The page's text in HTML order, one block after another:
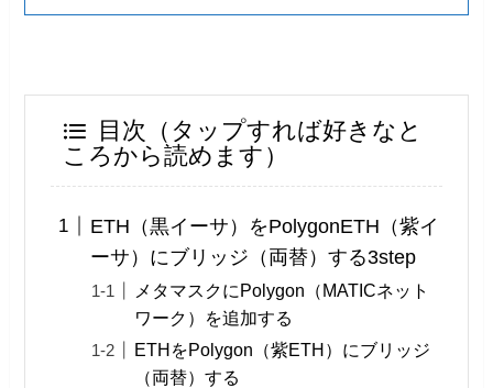
目次（タップすれば好きなと
ころから読めます）
ETH（黒イーサ）をPolygonETH（紫イ
ーサ）にブリッジ（両替）する3step
メタマスクにPolygon（MATICネット
ワーク）を追加する
ETHをPolygon（紫ETH）にブリッジ
（両替）する